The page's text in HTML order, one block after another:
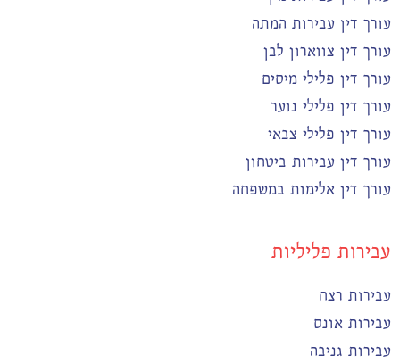
עורך דין עבירות המתה
עורך דין צווארון לבן
עורך דין פלילי מיסים
עורך דין פלילי נוער
עורך דין פלילי צבאי
עורך דין עבירות ביטחון
עורך דין אלימות במשפחה
עבירות פליליות
עבירות רצח
עבירות אונס
עבירות גניבה